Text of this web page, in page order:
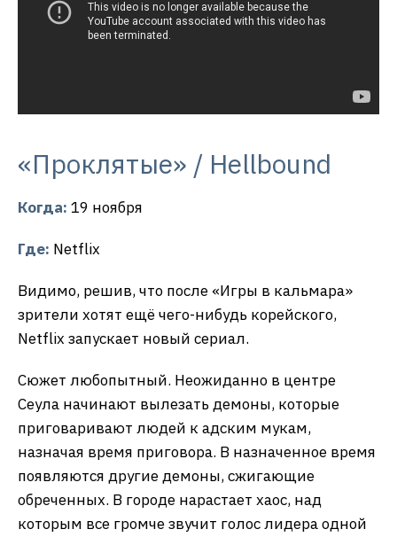
«Проклятые» / Hellbound
Когда: 19 ноября
Где: Netflix
Видимо, решив, что после «Игры в кальмара»
зрители хотят ещё чего-нибудь корейского,
Netflix запускает новый сериал.
Сюжет любопытный. Неожиданно в центре
Сеула начинают вылезать демоны, которые
приговаривают людей к адским мукам,
назначая время приговора. В назначенное время
появляются другие демоны, сжигающие
обреченных. В городе нарастает хаос, над
которым все громче звучит голос лидера одной